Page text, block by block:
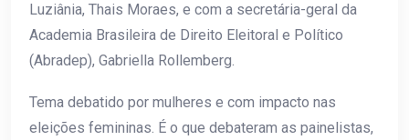
Luziânia, Thais Moraes, e com a secretária-geral da
Academia Brasileira de Direito Eleitoral e Político
(Abradep), Gabriella Rollemberg.
Tema debatido por mulheres e com impacto nas
eleições femininas. É o que debateram as painelistas,